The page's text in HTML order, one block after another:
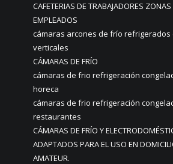
CAFETERIAS DE TRABAJADORES
EMPLEADOS
cámaras arcones de frío refrigerados
verticales
CÁMARAS DE FRÍO
cámaras de frio refrigeración
horeca
cámaras de frio refrigeración
restaurantes
CÁMARAS DE FRÍO Y
ADAPTADOS PARA EL USO EN
AMATEUR.